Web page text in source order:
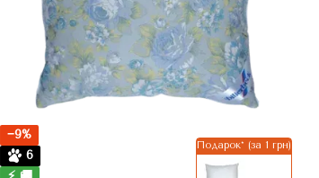
Подарок* (за 1 грн)
−9%
6